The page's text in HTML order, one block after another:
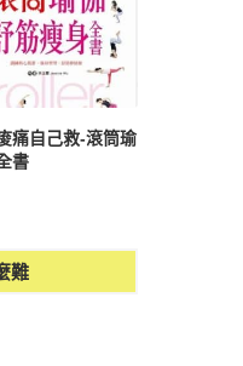
痛自己救-滾筒瑜
書
難